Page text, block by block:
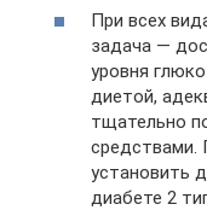
При всех
задача —
уровня
диетой,
тщательно
средствами.
установить
диабете 2